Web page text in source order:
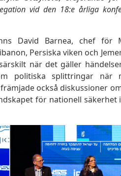
vid den 18:e årliga
David Barnea, chef för
Persiska viken och
när det gäller
politiska splittringar
också diskussioner
för nationell säkerhet